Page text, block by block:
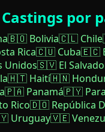
Castings por
🇧🇴 Bolivia🇨🇱 Chile
Rica🇨🇺 Cuba🇪🇨
🇸🇻 El
🇭🇹 Haití🇭🇳
🇵🇦 Panamá🇵🇾
Rico🇩🇴 República
Uruguay🇻🇪